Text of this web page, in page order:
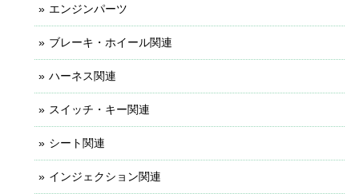
エンジンパーツ
ブレーキ・ホイール関連
ハーネス関連
スイッチ・キー関連
シート関連
インジェクション関連